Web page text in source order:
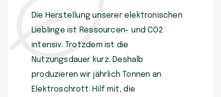
Die Herstellung unserer elektronischen
Lieblinge ist Ressourcen- und CO2
intensiv. Trotzdem ist die
Nutzungsdauer kurz. Deshalb
produzieren wir jährlich Tonnen an
Elektroschrott. Hilf mit, die